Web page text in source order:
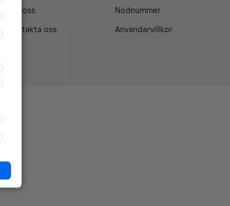
Om oss
Nödnummer
Kontakta oss
Användarvillkor